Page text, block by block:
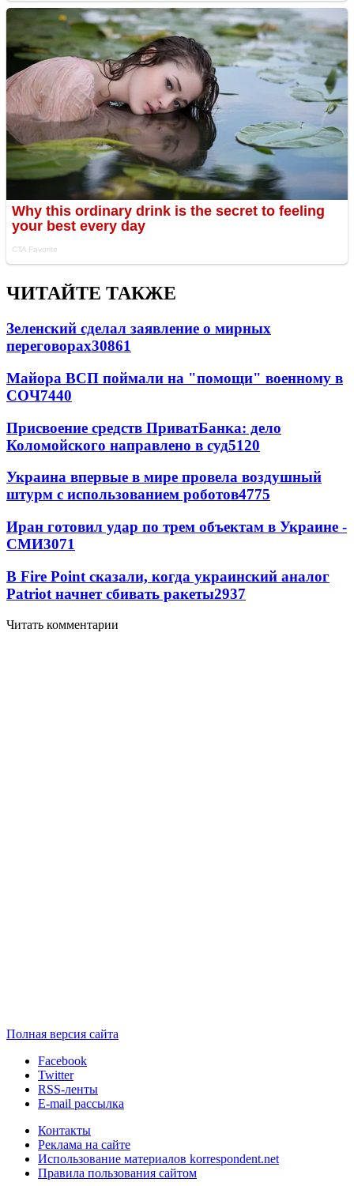
ЧИТАЙТЕ ТАКЖЕ
Зеленский сделал заявление о мирных
переговорах30861
Майора ВСП поймали на "помощи" военному в
СОЧ7440
Присвоение средств ПриватБанка: дело
Коломойского направлено в суд5120
Украина впервые в мире провела воздушный
штурм с использованием роботов4775
Иран готовил удар по трем объектам в Украине -
СМИ3071
В Fire Point сказали, когда украинский аналог
Patriot начнет сбивать ракеты2937
Читать комментарии
Полная версия сайта
Facebook
Twitter
RSS-ленты
E-mail рассылка
Контакты
Реклама на сайте
Использование материалов korrespondent.net
Правила пользования сайтом